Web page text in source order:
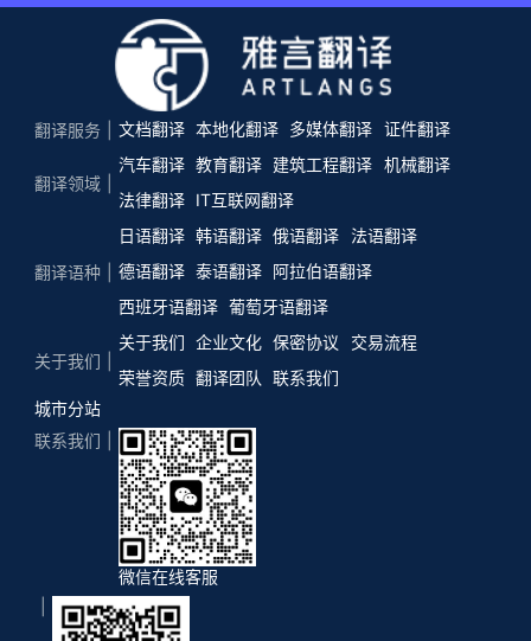
翻译服务 文档翻译 本地化翻译 多媒体翻译 证件翻译
翻译领域
汽车翻译 教育翻译 建筑工程翻译 机械翻译
法律翻译
IT互联网翻译
翻译语种
日语翻译 韩语翻译 俄语翻译
法语翻译
德语翻译 泰语翻译 阿拉伯语翻译
西班牙语翻译 葡萄牙语翻译
关于我们
关于我们 企业文化 保密协议
交易流程
荣誉资质 翻译团队
联系我们
城市分站
联系我们
微信在线客服